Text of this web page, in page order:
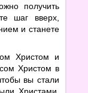
получить
шаг вверх,
и станете
Христом и
Христом в
вы стали
Христами,